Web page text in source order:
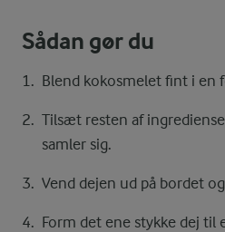
Sådan gør du
Blend kokosmelet fint i en
Tilsæt resten af
samler sig.
Vend dejen ud på bordet
Form det ene stykke dej til